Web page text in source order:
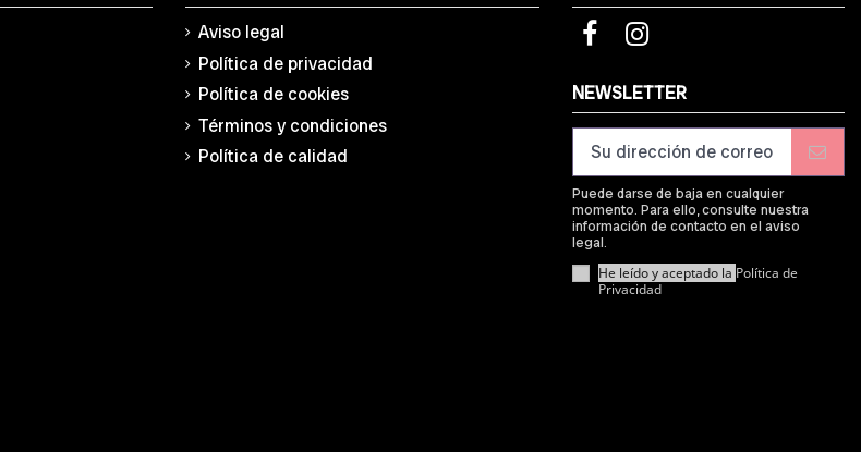
Aviso legal
Política de privacidad
Política de cookies
Términos y condiciones
Política de calidad
NEWSLETTER
Puede darse de baja en cualquier
momento. Para ello, consulte nuestra
información de contacto en el aviso
legal.
He leído y aceptado la Política de
Privacidad